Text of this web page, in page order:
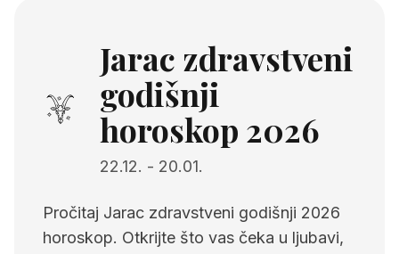
Jarac zdravstveni
godišnji
horoskop 2026
22.12. - 20.01.
Pročitaj Jarac zdravstveni godišnji 2026
horoskop. Otkrijte što vas čeka u ljubavi,